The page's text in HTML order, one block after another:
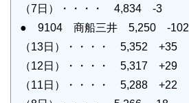
（7日）・・・・ 4,834 -3
● 9104 商船三井 5,250 -102
（13日）・・・・ 5,352 +35
（12日）・・・・ 5,317 +29
（11日）・・・・ 5,288 +22